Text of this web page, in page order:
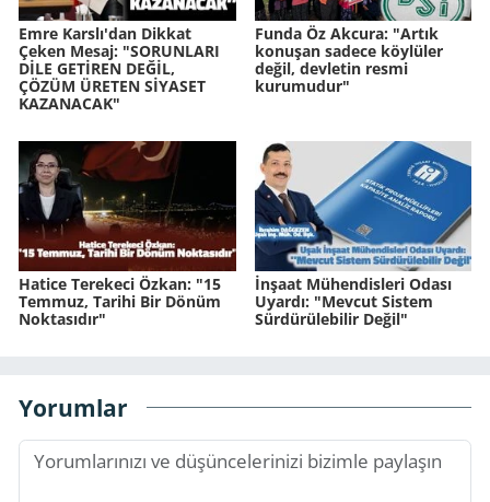
Emre Karslı'dan Dikkat
Çeken Mesaj: "SORUNLARI
DİLE GETİREN DEĞİL,
ÇÖZÜM ÜRETEN SİYASET
KAZANACAK"
Funda Öz Akcura: "Artık
konuşan sadece köylüler
değil, devletin resmi
kurumudur"
Hatice Terekeci Özkan: "15
Temmuz, Tarihi Bir Dönüm
Noktasıdır"
İnşaat Mühendisleri Odası
Uyardı: "Mevcut Sistem
Sürdürülebilir Değil"
Yorumlar